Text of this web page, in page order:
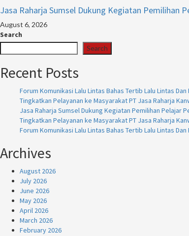
Jasa Raharja Sumsel Dukung Kegiatan Pemilihan
August 6, 2026
Search
Search
Recent Posts
Forum Komunikasi Lalu Lintas Bahas Tertib Lalu Lintas
Tingkatkan Pelayanan ke Masyarakat PT Jasa Raharja
Jasa Raharja Sumsel Dukung Kegiatan Pemilihan Pelajar
Tingkatkan Pelayanan ke Masyarakat PT Jasa Raharja
Forum Komunikasi Lalu Lintas Bahas Tertib Lalu Lintas
Archives
August 2026
July 2026
June 2026
May 2026
April 2026
March 2026
February 2026